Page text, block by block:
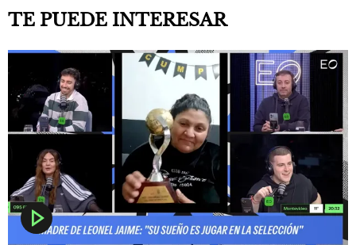
TE PUEDE INTERESAR